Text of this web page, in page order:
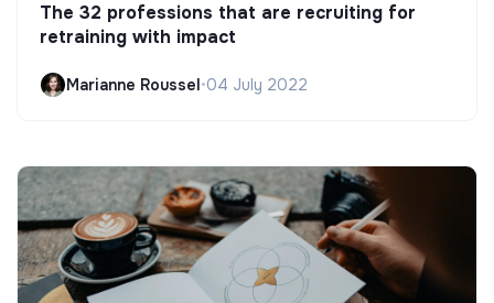
The 32 professions that are recruiting for
retraining with impact
Marianne Roussel•04 July 2022